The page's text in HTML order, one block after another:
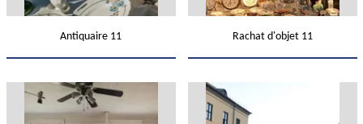
Antiquaire 11 Rachat d'objet 11